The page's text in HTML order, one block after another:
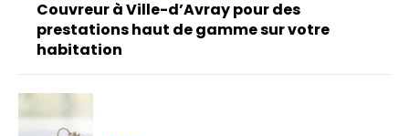
Couvreur à Ville-d’Avray pour des
prestations haut de gamme sur votre
habitation